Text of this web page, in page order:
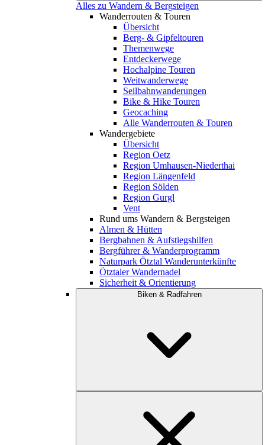
Alles zu Wandern & Bergsteigen
Wanderrouten & Touren
Übersicht
Berg- & Gipfeltouren
Themenwege
Entdeckerwege
Hochalpine Touren
Weitwanderwege
Seilbahnwanderungen
Bike & Hike Touren
Geocaching
Alle Wanderrouten & Touren
Wandergebiete
Übersicht
Region Oetz
Region Umhausen-Niederthai
Region Längenfeld
Region Sölden
Region Gurgl
Vent
Rund ums Wandern & Bergsteigen
Almen & Hütten
Bergbahnen & Aufstiegshilfen
Bergführer & Wanderprogramm
Naturpark Ötztal Wanderunterkünfte
Ötztaler Wandernadel
Sicherheit & Orientierung
Biken & Radfahren